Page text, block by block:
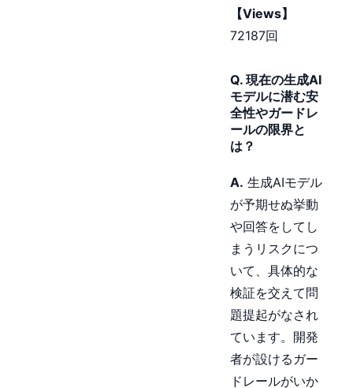
【Views】
72187回
Q. 現在の生成AI
モデルに潜む安
全性やガードレ
ールの限界と
は？
A. 生成AIモデル
が予期せぬ挙動
や回答をしてし
まうリスクにつ
いて、具体的な
検証を交えて問
題提起がなされ
ています。開発
者が設けるガー
ドレールがいか